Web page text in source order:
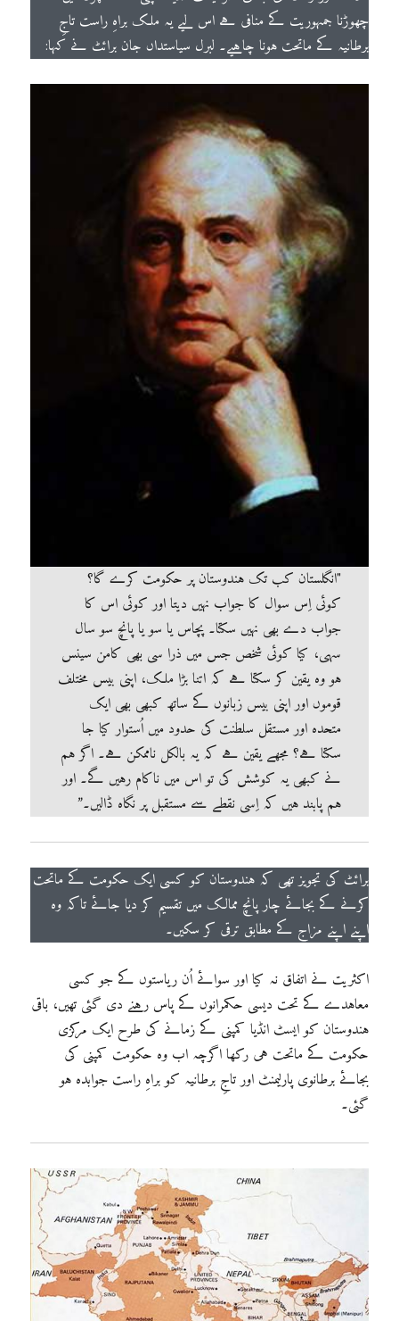
چھوڑنا جمہوریت کے منافی ہے اس لیے یہ ملک براہِ راست تاجِ
برطانیہ کے ماتحت ہونا چاہیے۔ لبرل سیاستداں جان برائٹ نے کہا:
"انگلستان کب تک ہندوستان پر حکومت کرے گا؟
کوئی اِس سوال کا جواب نہیں دیتا اور کوئی اس کا
جواب دے بھی نہیں سکتا۔ پچاس یا سو یا پانچ سو سال
سہی، کیا کوئی شخص جس میں ذرا سی بھی کامن سینس
ہو وہ یقین کر سکتا ہے کہ اتنا بڑا ملک، اپنی بیس مختلف
قوموں اور اپنی بیس زبانوں کے ساتھ کبھی بھی ایک
متحدہ اور مستقل سلطنت کی حدود میں اُستوار کیا جا
سکتا ہے؟ مجھے یقین ہے کہ یہ بالکل ناممکن ہے۔ اگر ہم
نے کبھی یہ کوشش کی تو اس میں ناکام رہیں گے۔ اور
ہم پابند ہیں کہ اِسی نقطے سے مستقبل پر نگاہ ڈالیں۔”
برائٹ کی تجویز تھی کہ ہندوستان کو کسی ایک حکومت کے ماتحت
کرنے کے بجائے چار پانچ ممالک میں تقسیم کر دیا جائے تاکہ وہ
اپنے اپنے مزاج کے مطابق ترقی کر سکیں۔
اکثریت نے اتفاق نہ کیا اور سوائے اُن ریاستوں کے جو کسی
معاہدے کے تحت دیسی حکمرانوں کے پاس رہنے دی گئی تھیں، باقی
ہندوستان کو ایسٹ انڈیا کمپنی کے زمانے کی طرح ایک مرکزی
حکومت کے ماتحت ہی رکھا اگرچہ اب وہ حکومت کمپنی کی
بجائے برطانوی پارلیمنٹ اور تاجِ برطانیہ کو براہِ راست جوابدہ ہو
گئی۔